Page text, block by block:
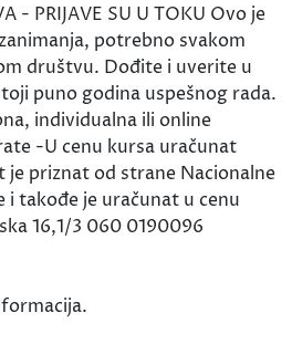
- PRIJAVE SU U TOKU Ovo je
potrebno svakom
društvu. Dođite i uverite u
puno godina uspešnog rada.
individualna ili online
-U cenu kursa uračunat
priznat od strane Nacionalne
i takođe je uračunat u cenu
16,1/3 060 0190096